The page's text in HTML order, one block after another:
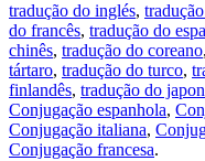
tradução do inglés,
do francês, tradução do
chinês, tradução do coreano,
tártaro, tradução do turco,
finlandês, tradução do
Conjugação espanhola,
Conjugação italiana,
Conjugação francesa.